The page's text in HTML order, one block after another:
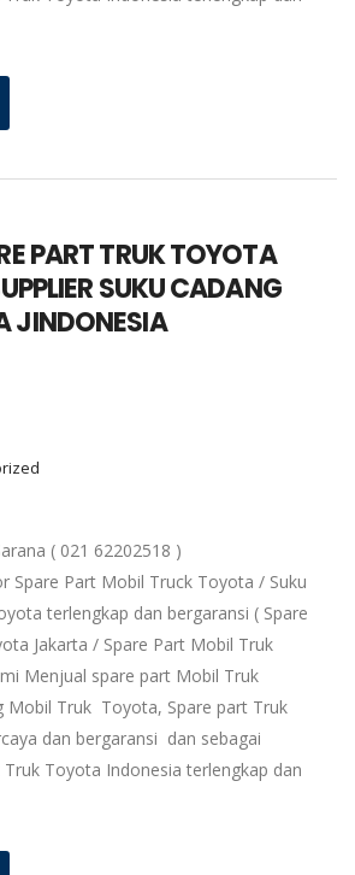
PART TRUK TOYOTA
SUKU CADANG
JINDONESIA
( 021 62202518 )
Spare Part Mobil Truck Toyota / Suku
terlengkap dan bergaransi ( Spare
Jakarta / Spare Part Mobil Truk
Menjual spare part Mobil Truk
Mobil Truk Toyota, Spare part Truk
dan bergaransi dan sebagai
Toyota Indonesia terlengkap dan